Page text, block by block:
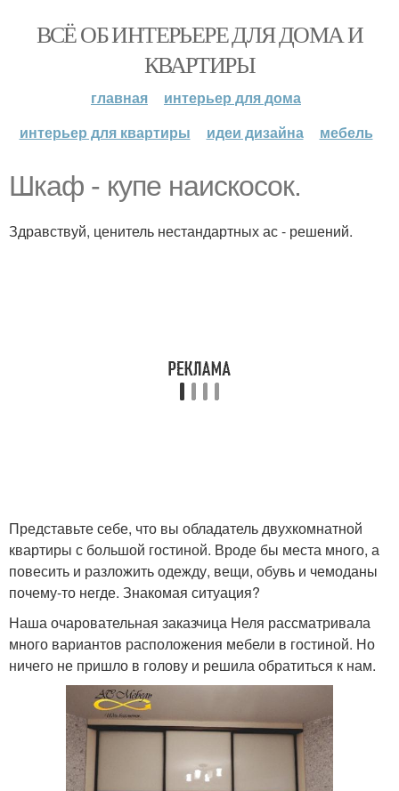
ВСЁ ОБ ИНТЕРЬЕРЕ ДЛЯ ДОМА И
КВАРТИРЫ
главная
интерьер для дома
интерьер для квартиры
идеи дизайна мебель
Шкаф - купе наискосок.
Здравствуй, ценитель нестандартных ас - решений.
Представьте себе, что вы обладатель двухкомнатной
квартиры с большой гостиной. Вроде бы места много, а
повесить и разложить одежду, вещи, обувь и чемоданы
почему-то негде. Знакомая ситуация?
Наша очаровательная заказчица Неля рассматривала
много вариантов расположения мебели в гостиной. Но
ничего не пришло в голову и решила обратиться к нам.